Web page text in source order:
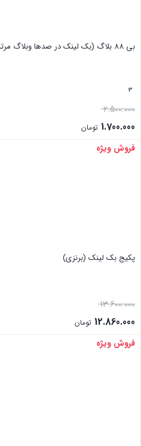
بی 88 بلاگ (بک لینک در صدها وبلاگ مرتبط)
3
2.500.000
1.700.000 تومان
بستن
فروش ویژه
پکیج بک لینک (برنزی)
13.600.000
12.860.000 تومان
بستن
فروش ویژه